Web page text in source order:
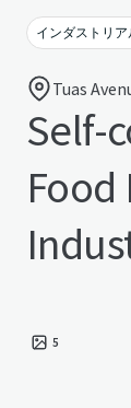
インダストリ
Tuas
Self-
Food
5